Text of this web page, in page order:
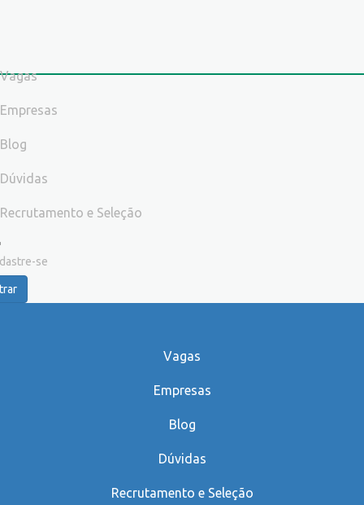
Vagas
Empresas
Blog
Dúvidas
Recrutamento e Seleção
se
Vagas
Empresas
Blog
Dúvidas
Recrutamento e Seleção